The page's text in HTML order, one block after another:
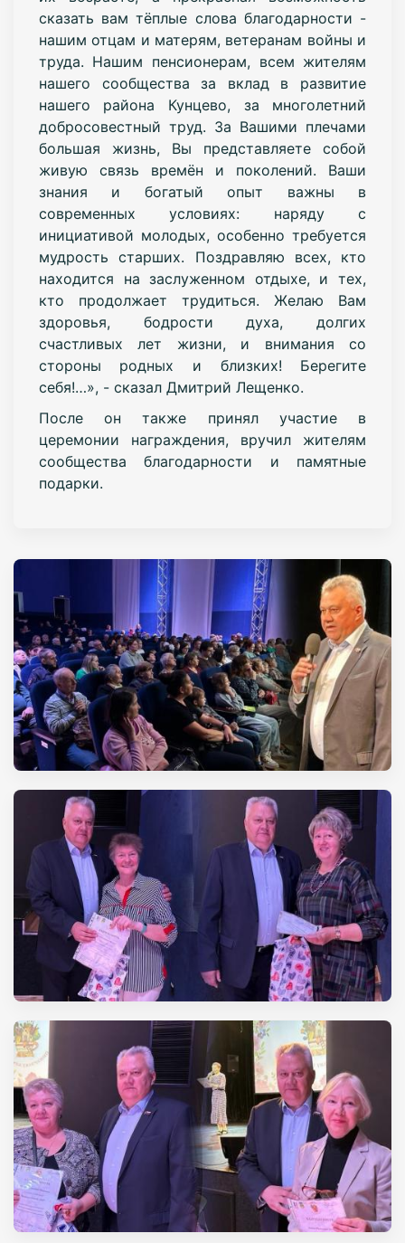
сказать вам тёплые слова благодарности -
нашим отцам и матерям, ветеранам войны и
труда. Нашим пенсионерам, всем жителям
нашего сообщества за вклад в развитие
нашего района Кунцево, за многолетний
добросовестный труд. За Вашими плечами
большая жизнь, Вы представляете собой
живую связь времён и поколений. Ваши
знания и богатый опыт важны в
современных условиях: наряду с
инициативой молодых, особенно требуется
мудрость старших. Поздравляю всех, кто
находится на заслуженном отдыхе, и тех,
кто продолжает трудиться. Желаю Вам
здоровья, бодрости духа, долгих
счастливых лет жизни, и внимания со
стороны родных и близких! Берегите
себя!…», - сказал Дмитрий Лещенко.
После он также принял участие в
церемонии награждения, вручил жителям
сообщества благодарности и памятные
подарки.